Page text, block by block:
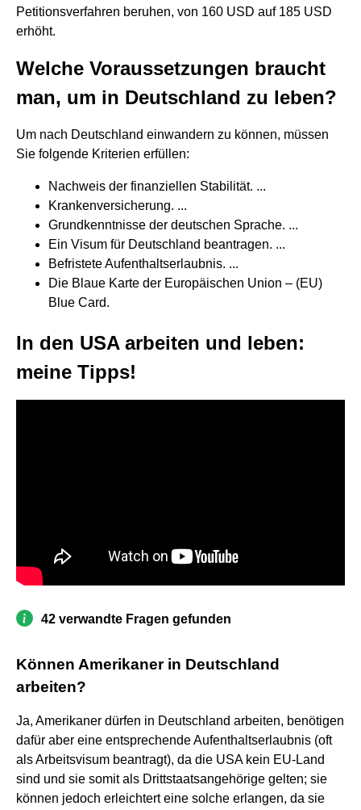
Petitionsverfahren beruhen, von 160 USD auf 185 USD
erhöht.
Welche Voraussetzungen braucht
man, um in Deutschland zu leben?
Um nach Deutschland einwandern zu können, müssen
Sie folgende Kriterien erfüllen:
Nachweis der finanziellen Stabilität. ...
Krankenversicherung. ...
Grundkenntnisse der deutschen Sprache. ...
Ein Visum für Deutschland beantragen. ...
Befristete Aufenthaltserlaubnis. ...
Die Blaue Karte der Europäischen Union – (EU)
Blue Card.
In den USA arbeiten und leben:
meine Tipps!
42 verwandte Fragen gefunden
Können Amerikaner in Deutschland
arbeiten?
Ja, Amerikaner dürfen in Deutschland arbeiten, benötigen
dafür aber eine entsprechende Aufenthaltserlaubnis (oft
als Arbeitsvisum beantragt), da die USA kein EU-Land
sind und sie somit als Drittstaatsangehörige gelten; sie
können jedoch erleichtert eine solche erlangen, da sie